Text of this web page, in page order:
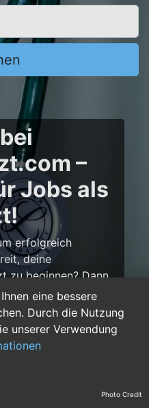
eine bessere
Durch die Nutzung
unserer Verwendung
–
Jobs als
erfolgreich
deine
zu beginnen? Dann
genau richtig!
für
– von der
bis hin zur
finde die
für deinen nächstenPhoto Credit